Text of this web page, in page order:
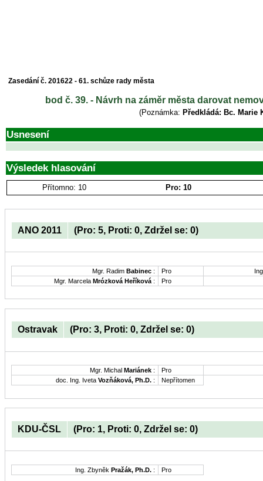
Zasedání č. 201622 - 61. schůze rady města
bod č. 39. - Návrh na záměr města darovat
(Poznámka: Předkládá: Bc.
Usnesení
Výsledek hlasování
Přítomno: 10 Pro: 10
ANO 2011 (Pro: 5, Proti: 0, Zdržel se: 0)
Mgr. Radim Babinec : Pro
Mgr. Marcela Mrózková Heříková : Pro
Ostravak (Pro: 3, Proti: 0, Zdržel se: 0)
Mgr. Michal Mariánek :
Pro
doc. Ing. Iveta Vozňáková, Ph.D. : Nepřítomen
KDU-ČSL (Pro: 1, Proti: 0, Zdržel se: 0)
Ing. Zbyněk Pražák, Ph.D. : Pro